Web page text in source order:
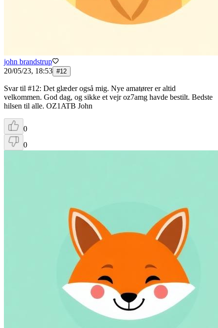
john brandstrup
20/05/23, 18:53 #12
Svar til #12: Det glæder også mig. Nye amatører er altid
velkommen. God dag, og sikke et vejr oz7amg havde bestilt. Bedste
hilsen til alle. OZ1ATB John
0
0